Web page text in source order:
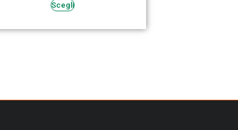
Scegli